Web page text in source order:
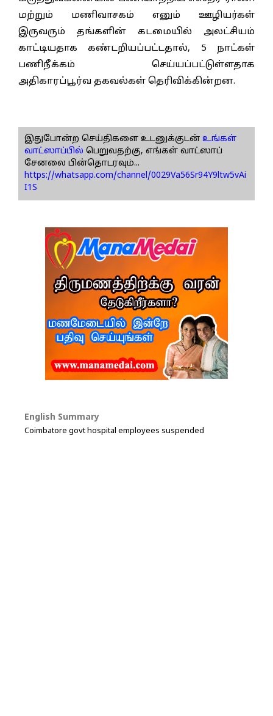
மற்றும் மணிவாசகம் எனும் ஊழியர்கள்
இருவரும் தங்களின் கடமையில் அலட்சியம்
காட்டியதாக கண்டறியப்பட்டதால், 5 நாட்கள்
பணிநீக்கம் செய்யப்பட்டுள்ளதாக
அதிகாரப்பூர்வ தகவல்கள் தெரிவிக்கின்றன.
இதுபோன்ற செய்திகளை உடனுக்குடன் உங்கள்
வாட்ஸாப்பில் பெறுவதற்கு, எங்கள் வாட்ஸாப்
சேனலை பின்தொடரவும்...
https://whatsapp.com/channel/0029Va56Sr94Y9ltw5vAi
I1S
English Summary
Coimbatore govt hospital employees suspended